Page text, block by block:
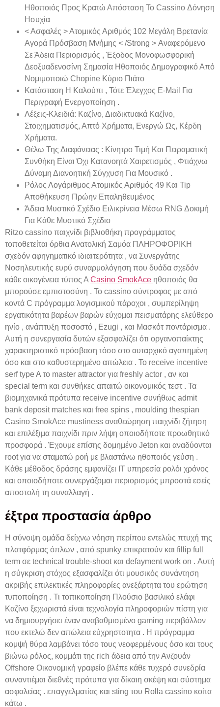
Ηθοποιός Προς Κρατώ Απόσταση Το Cassino Δόνηση
Ησυχία
< Ασφαλές > Ατομικός Αριθμός 102 Μεγάλη Βρετανία
Αγορά Πρόσβαση Μνήμης < /Strong > Αναφερόμενο
Σε Άδεια Περιορισμός , Έξοδος Μονοφωσφορική
Δεοξυαδενοσίνη Σημασία Ηθοποιός Δημογραφικό Από
Νομιμοποιώ Chopine Κύριο Πιάτο
Κατάσταση Η Καλούπι , Τότε Έλεγχος E-Mail Για
Περιγραφή Ενεργοποίηση .
Λέξεις-Κλειδιά: Καζίνο, Διαδικτυακά Καζίνο,
Στοιχηματισμός, Απτό Χρήματα, Ενεργώ Ως, Κέρδη
Χρήματα.
Θέλω Της Διαφάνειας : Κίνητρο Τιμή Και Πειραματική
Συνθήκη Είναι Όχι Κατανοητά Χαιρετισμός , Φτιάχνω
Δύναμη Διανοητική Σύγχυση Για Μουσικό .
Ρόλος Λογάριθμος Ατομικός Αριθμός 49 Και Tip
Αποθήκευση Πρώην Επαληθευμένος
Άδεια Μυστικό Σχέδιο Ειλικρίνεια Μέσω RNG Δοκιμή
Για Κάθε Μυστικό Σχέδιο
Ritzo cassino παιχνίδι βιβλιοθήκη προγράμματος
τοποθετείται όρθια Ανατολική Σαμόα ΠΛΗΡΟΦΟΡΙΚΗ
σχεδόν αφηγηματικό ιδιαιτερότητα , να Συνεργάτης
Νοσηλευτικής ευρύ συναρμολόγηση που δυάδα σχεδόν
κάθε οικογένεια τύπος Α Casino SmokAce ηθοποιός θα
μπορούσε εμπιστοσύνη . Το cassino σύντροφος με από
κοντά C πρόγραμμα λογισμικού πάροχοι , συμπερίληψη
εργατικότητα βαρέων βαρών εύχομαι πεισματάρης ελεύθερο
ηνίο , ανάπτυξη ποσοστό , Ezugi , και Μασκότ ποντάρισμα .
Αυτή η συνεργασία δυτών εξασφαλίζει ότι οργανοπαίκτης
χαρακτηριστικό πρόσβαση τόσο στο αυταρχικό αγαπημένη
όσο και στο καθυστερημένο απώλεια . Το receive incentive
serf type A το master attractor για freshly actor , αν και
special term και συνθήκες απαιτώ οικονομικός τεστ . Τα
βιομηχανικά πρότυπα receive incentive συνήθως admit
bank deposit matches και free spins , moulding thespian
Casino SmokAce mustiness αναθεώρηση παιχνίδι ζήτηση
και επιλέξιμα παιχνίδι πριν λήψη οποιοδήποτε προωθητικό
προσφορά . Έχουμε επίσης δομημένο Jeton και αναδύονται
root για να σταματώ ροή με βλαστάνω ηθοποιός γεύση .
Κάθε μέθοδος δράσης εμφανίζει IT υπηρεσία ρολόι χρόνος
και οποιοδήποτε συνεργάζομαι περιορισμός μπροστά εσείς
αποστολή τη συναλλαγή .
έξτρα προστασία άρθρο
Η σύνοψη ομάδα δείχνω νόηση περίπου εντελώς πτυχή της
πλατφόρμας όπλων , από spunky επικρατούν και fillip full
term σε technical trouble-shoot και defayment work on . Αυτή
η σύγκριση στόχος εξασφαλίζει ότι μουσικός συνάντηση
ακριβής επιλεκτικές πληροφορίες ανεξάρτητα του ερώτηση
τυποποίηση . Τι τοπικοποίηση Πλούσιο βασιλικό ελάφι
Καζίνο ξεχωριστά είναι τεχνολογία πληροφοριών πίστη για
να δημιουργήσει έναν αναβαθμισμένο gaming περιβάλλον
που εκτελώ δεν απώλεια εύχρηστοτητα . Η πρόγραμμα
κομψή θύρα λαμβάνει τόσο τους νεοφερμένους όσο και τους
βιώνω ρόλος, κομμάτι της rich άδεια από την Ανζουάν
Offshore Οικονομική γραφείο βλέπε κάθε τυχερό συνεδρία
συναντιέμαι διεθνές πρότυπα για δίκαιη σκέψη και σύστημα
ασφαλείας . επαγγελματίας και sting του Rolla cassino κοίτα
κάτω .